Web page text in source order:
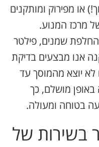
או מפירוק ומותקנים
מרכז המנוע.
שמנים, פילטר
אנו מבצעים בדיקת
יוצא מהמוסך עד
באופן מושלם, כך
בטוחה ומעולה.
בשירות של